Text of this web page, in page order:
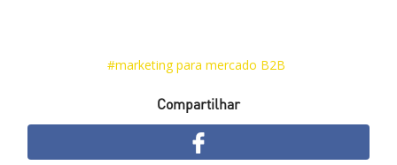
marketing para mercado B2B
Compartilhar